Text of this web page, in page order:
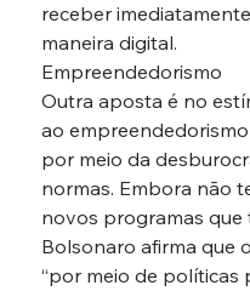
receber
maneira digital.
Empreendedorismo
Outra aposta é no
ao
por meio da
normas. Embora não
novos programas
Bolsonaro afirma que
“por meio de políticas